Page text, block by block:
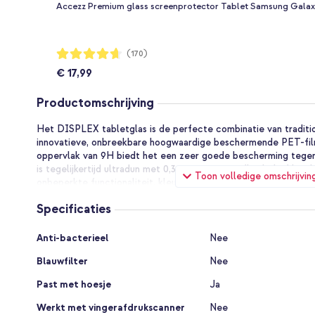
Accezz Premium glass screenprotector Tablet Samsung
Waardering:
93%
(170)
€ 17,99
Productomschrijving
Toon volledige
Het DISPLEX tabletglas is de perfecte combinatie van
innovatieve, onbreekbare hoogwaardige beschermende PET-
oppervlak van 9H biedt het een zeer goede bescherming
is tegelijkertijd ultradun met 0,3 mm, resistent, flexibel of
onbeperkte functionaliteit, kleurhelderheid en case-
Case-vriendelijk
DISPLEX tablet-beschermglas is vervaardigd tot op 5/100 mm
Dit betekent dat alle bescherm-cases met standaard
het schermbeveiligingsglas. Zo wordt jouw tablet optimaal
Anti-vingerafdruk
De bovenste laag van onze 4-layer technology bestaat uit een
Specificaties
Specificaties
Anti-bacterieel
Nee
Blauwfilter
Nee
Past met hoesje
Ja
Werkt met vingerafdrukscanner
Nee